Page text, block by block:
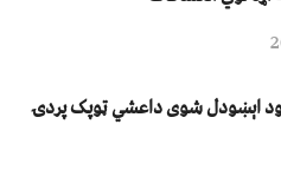
اېښودل شوی داعشي ټوپک پردۍ